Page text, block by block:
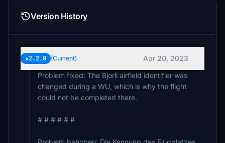
Version History
v2.2.0 (Current)
Apr 20, 2023
Problem fixed: The Bjorli airfield identifier was
changed during a WU, which is why the flight
could not be completed there.
# # # # # #